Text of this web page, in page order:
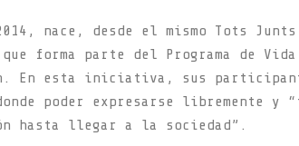
nace, desde el mismo Tots
forma parte del Programa de
En esta iniciativa, sus
poder expresarse libremente
hasta llegar a la sociedad”.